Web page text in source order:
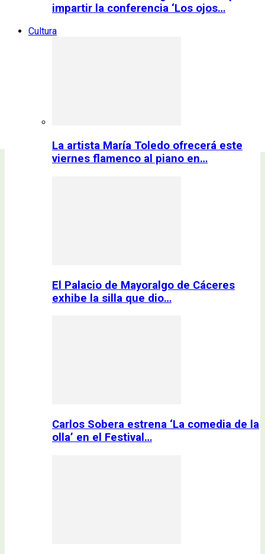
impartir la conferencia ‘Los ojos…
Cultura
La artista María Toledo ofrecerá este
viernes flamenco al piano en…
El Palacio de Mayoralgo de Cáceres
exhibe la silla que dio…
Carlos Sobera estrena ‘La comedia de la
olla’ en el Festival…